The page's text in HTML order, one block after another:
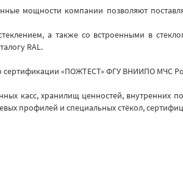
мощности компании позволяют
а также со встроенными в
RAL.
сертификации «ПОЖТЕСТ» ФГУ ВНИИПО МЧС
касс, хранилищ ценностей, внутренних
профилей и специальных стёкол,